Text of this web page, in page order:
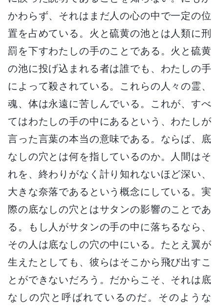
かわらず、それはまだ人の心の中で一定の位
置を占めている。火と硫黄の池とは人類に刑
罰を下すわたしの手のことである。火と硫黄
の池に投げ込まれる者は誰でも、わたしの手
によって殺されている。これらの人々の霊、
魂、体は永遠に苦しんでいる。これが、すべ
てはわたしの手の中にあるという、わたしが
言った言葉の本当の意味である。ならば、底
なしの穴とは何を指しているのか。人間はそ
れを、終わりがなく計り知れないほど深い、
大きな奈落であるという概念にしている。実
際の底なしの穴とはサタンの影響のことであ
る。もし人がサタンの手の中に落ちるなら、
その人は底なしの穴の中にいる。たとえ翼が
生えたとしても、彼らはそこから飛び出すこ
とができないだろう。だからこそ、それは底
なしの穴と呼ばれているのだ。そのような